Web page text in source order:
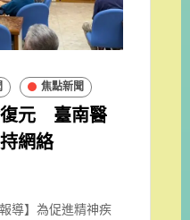
焦點新聞
元 臺南醫
網絡
導】為促進精神疾